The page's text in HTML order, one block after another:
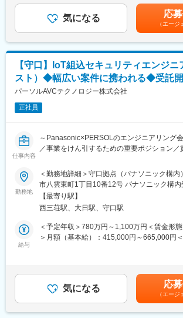
ビジネスパートナーと仕様検討からの開発
件が9割以上。
◇店頭に並ぶ商品開発に携われる！
約7割の案件がパナソニック商品の開発！
で、IT全盛における確固たる技術力の獲得が
◇学ぶ・挑戦できる環境が充実！
変更の範囲：会社が定める職種（出向を命じ
場合は出向先の定める職種）
ュリティ対策を担当いただきます。当ポジシ
ェアの脆弱性評価、暗号化、セキュアブート
定義・基本設計・詳細設計・設計レビュー、
・レイアウトフリーテレビ開発
・冷蔵庫カメラ開発
・ケーブルテレビ向けセットトップボックス
■魅力
・生活家電の機能をさらに充実させる、さ
献できる
∟ユーザーインターフェース部分/ユーザ操
・商品開発の一連の流れを経験できる
・組込ソフトウェア開発の上位から下位層ま
発のすべてを習得できる
■当社の魅力
◇ハイレベルなチームで切磋琢磨し、成長
ビジネスパートナーと仕様検討からの開発
件が9割以上。
◇店頭に並ぶ商品開発に携われる！
約7割の案件がパナソニック商品の開発！
気になる 応
（エージ
【守口】IoT組込セキュリティエンジニ
スト）◆幅広い案件に携われる◆受託
パーソルAVCテクノロジー株式会社
正社員
仕事内容
～Panasonic×PERSOLのエンジニアリング
／事業をけん引するための重要ポジション／
当社はAI、IoT、クラウド、アプリや電気・
ドの知見を持っており、数多くのお客様の案
す。
◇取引先例：（製造業）電機メーカー/自動車
メーカー/計測・放送機器メーカーなど（IT
など（研究機関）自動運転技術研究企業など
ュリティ対策を担当いただきます。当ポジシ
ェアの脆弱性評価、暗号化、セキュアブート
定義・基本設計・詳細設計・設計レビュー、
勤務地
＜勤務地詳細＞守口拠点（パナソニック構内
市八雲東町1丁目10番12号 パナソニック構内
全面禁煙変更の範囲：会社の定める事業所
【最寄り駅】
西三荘駅、大日駅、守口駅
給与
＜予定年収＞780万円～1,100万円＜賃金形
＞月額（基本給）：415,000円～665,000円
気になる 応
（エージ